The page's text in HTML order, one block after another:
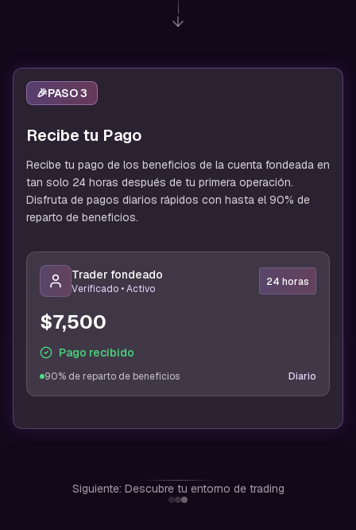
🎉PASO 3
Recibe tu Pago
Recibe tu pago de los beneficios de la cuenta fondeada en
tan solo 24 horas después de tu primera operación.
Disfruta de pagos diarios rápidos con hasta el 90% de
reparto de beneficios.
Trader fondeado
Verificado • Activo
24 horas
$7,500
Pago recibido
90% de reparto de beneficios Diario
Siguiente: Descubre tu entorno de trading